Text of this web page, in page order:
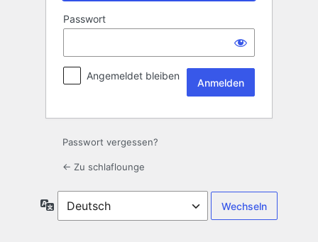
Passwort
Angemeldet bleiben
Passwort vergessen?
← Zu schlaflounge
Sprache